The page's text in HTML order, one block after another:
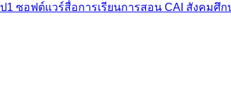
ซอฟต์แวร์สื่อการเรียนการสอน CAI สังคมศึก